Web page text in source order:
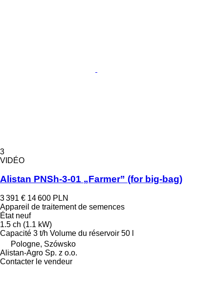
3
VIDÉO
Alistan PNSh-3-01 „Farmer” (for big-bag)
3 391 € 14 600 PLN
Appareil de traitement de semences
Étatneuf
1.5 ch (1.1 kW)
Capacité 3 t/h Volume du réservoir 50 l
Pologne, Szówsko
Alistan-Agro Sp. z o.o.
Contacter le vendeur